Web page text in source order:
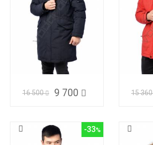
16 500 9 700 15 360
-33